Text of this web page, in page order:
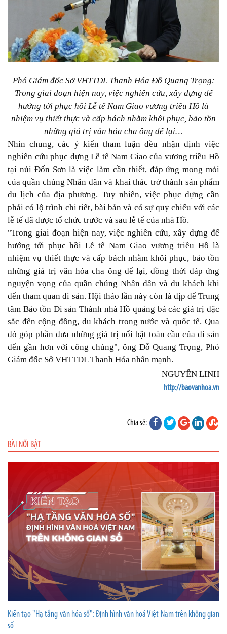
Phó Giám đốc Sở VHTTDL Thanh Hóa Đỗ Quang Trọng:
Trong giai đoạn hiện nay, việc nghiên cứu, xây dựng để
hướng tới phục hồi Lễ tế Nam Giao vương triều Hồ là
nhiệm vụ thiết thực và cấp bách nhằm khôi phục, bảo tồn
những giá trị văn hóa cha ông để lại…
Nhìn chung, các ý kiến tham luận đều nhận định việc
nghiên cứu phục dựng Lễ tế Nam Giao của vương triều Hồ
tại núi Đốn Sơn là việc làm cần thiết, đáp ứng mong mỏi
của quần chúng Nhân dân và khai thác trở thành sản phẩm
du lịch của địa phương. Tuy nhiên, việc phục dựng cần
phải có lộ trình chi tiết, bài bản và có sự quy chiếu với các
lễ tế đã được tổ chức trước và sau lễ tế của nhà Hồ.
"Trong giai đoạn hiện nay, việc nghiên cứu, xây dựng để
hướng tới phục hồi Lễ tế Nam Giao vương triều Hồ là
nhiệm vụ thiết thực và cấp bách nhằm khôi phục, bảo tồn
những giá trị văn hóa cha ông để lại, đồng thời đáp ứng
nguyện vọng của quần chúng Nhân dân và du khách khi
đến tham quan di sản. Hội thảo lần này còn là dịp để Trung
tâm Bảo tồn Di sản Thành nhà Hồ quảng bá các giá trị đặc
sắc đến cộng đồng, du khách trong nước và quốc tế. Qua
đó góp phần đưa những giá trị nổi bật toàn cầu của di sản
đến gần hơn với công chúng", ông Đỗ Quang Trọng, Phó
Giám đốc Sở VHTTDL Thanh Hóa nhấn mạnh.
NGUYỄN LINH
http://baovanhoa.vn
Chia sẻ:
BÀI NỔI BẬT
Kiến tạo "Hạ tầng văn hóa số": Định hình văn hoá Việt Nam trên không gian
số